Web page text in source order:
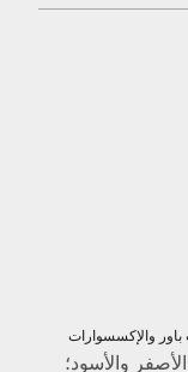
باور والإكسسوارات
والأسود؛